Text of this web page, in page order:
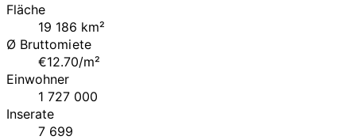
Fläche
19 186 km²
Ø Bruttomiete
€12.70/m²
Einwohner
1 727 000
Inserate
7 699